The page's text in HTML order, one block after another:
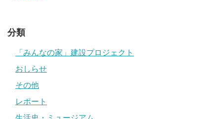
分類
「みんなの家」建設プロジェクト
おしらせ
その他
レポート